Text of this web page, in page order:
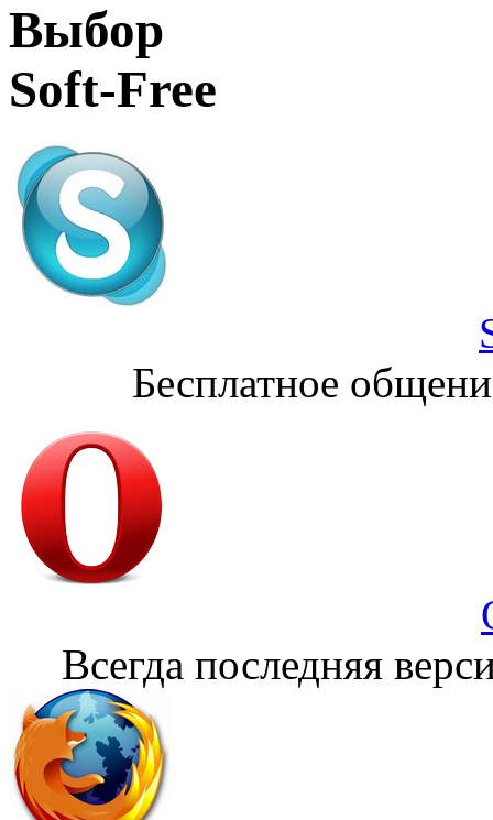
Выбор
Soft-Free
Бесплатное
Всегда последняя